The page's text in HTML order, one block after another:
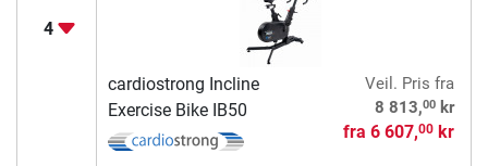
4
cardiostrong Incline
Exercise Bike IB50
Veil. Pris fra
8 813,00kr
fra 6 607,00kr